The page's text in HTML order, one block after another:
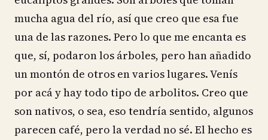
mucha agua del río, así que creo que esa fue
una de las razones. Pero lo que me encanta es
que, sí, podaron los árboles, pero han añadido
un montón de otros en varios lugares. Venís
por acá y hay todo tipo de arbolitos. Creo que
son nativos, o sea, eso tendría sentido, algunos
parecen café, pero la verdad no sé. El hecho es